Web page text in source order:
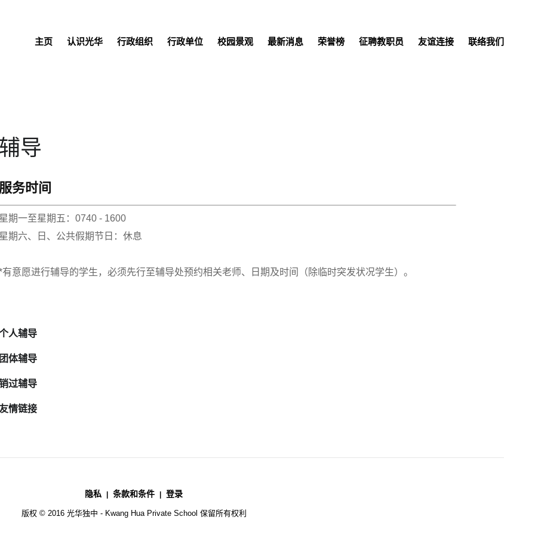
主页 认识光华 行政组织 行政单位 校园景观 最新消息 荣誉榜 征聘教职员 友谊连接 联络我们
导
务时间
期一至星期五：0740 - 1600
期六、日、公共假期节日：休息
有意愿进行辅导的学生，必须先行至辅导处预约相关老师、日期及时间（除临时突发状况学生）。
人辅导
体辅导
过辅导
情链接
隐私 条款和条件 登录
版权 © 2016 光华独中 - Kwang Hua Private School 保留所有权利